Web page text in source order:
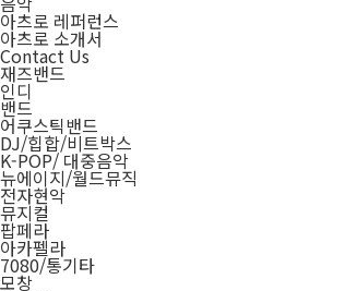
아츠로 레퍼런스
아츠로 소개서
Contact Us
재즈밴드
인디
밴드
어쿠스틱밴드
DJ/힙합/비트박스
K-POP/ 대중음악
뉴에이지/월드뮤직
전자현악
뮤지컬
팝페라
아카펠라
7080/통기타
모창